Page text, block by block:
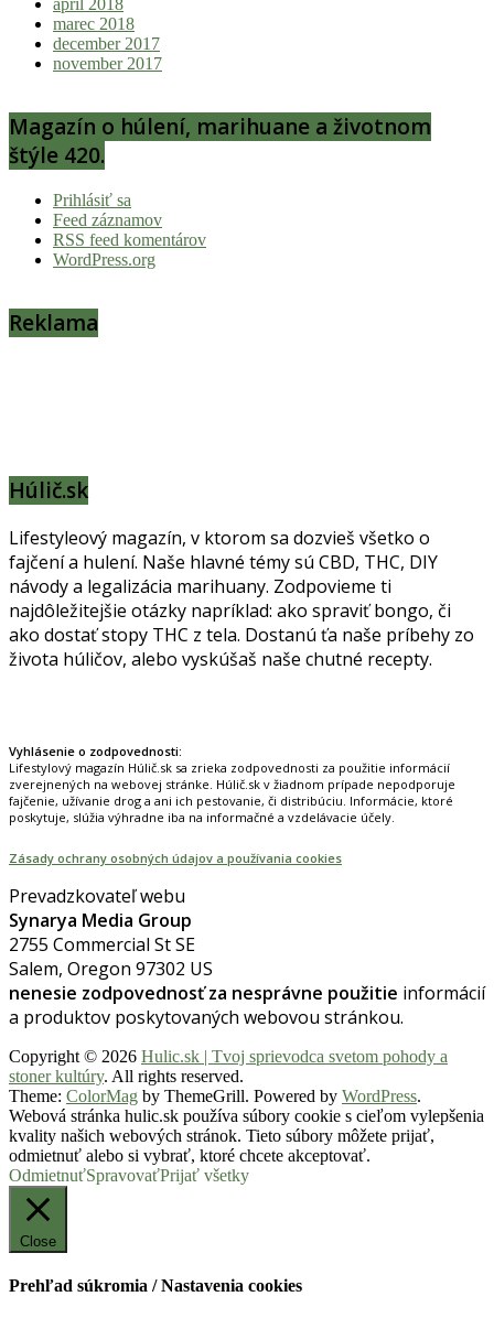
marec 2018
december 2017
november 2017
Magazín o húlení, marihuane a životnom
štýle 420.
Prihlásiť sa
Feed záznamov
RSS feed komentárov
WordPress.org
Reklama
Húlič.sk
Lifestyleový magazín, v ktorom sa dozvieš všetko o
fajčení a hulení. Naše hlavné témy sú CBD, THC, DIY
návody a legalizácia marihuany. Zodpovieme ti
najdôležitejšie otázky napríklad: ako spraviť bongo, či
ako dostať stopy THC z tela. Dostanú ťa naše príbehy zo
života húličov, alebo vyskúšaš naše chutné recepty.
Vyhlásenie o zodpovednosti:
Lifestylový magazín Húlič.sk sa zrieka zodpovednosti za použitie informácií
zverejnených na webovej stránke. Húlič.sk v žiadnom prípade nepodporuje
fajčenie, užívanie drog a ani ich pestovanie, či distribúciu. Informácie, ktoré
poskytuje, slúžia výhradne iba na informačné a vzdelávacie účely.
Zásady ochrany osobných údajov a používania cookies
Prevadzkovateľ webu
Synarya Media Group
2755 Commercial St SE
Salem, Oregon 97302 US
nenesie zodpovednosť za nesprávne použitie informácií
a produktov poskytovaných webovou stránkou.
Copyright © 2026 Hulic.sk | Tvoj sprievodca svetom pohody a
stoner kultúry. All rights reserved.
Theme: ColorMag by ThemeGrill. Powered by WordPress.
Webová stránka hulic.sk používa súbory cookie s cieľom vylepšenia
kvality našich webových stránok. Tieto súbory môžete prijať,
odmietnuť alebo si vybrať, ktoré chcete akceptovať.
OdmietnuťSpravovaťPrijať všetky
Close
Prehľad súkromia / Nastavenia cookies